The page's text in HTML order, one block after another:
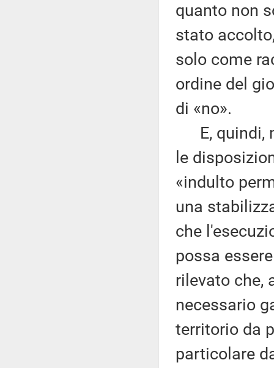
quanto non
stato
solo come
ordine del
di «no».
E, quindi,
le
«indulto
una
che
possa
rilevato che,
necessario
territorio da
particolare